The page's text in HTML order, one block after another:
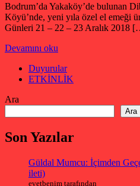
Bodrum’da Yakaköy’de bulunan
Köyü’nde, yeni yıla özel el emeği
Günleri 21 – 22 – 23 Aralık 2018
Devamını oku
Duyurular
ETKİNLİK
Ara
Ara
Son Yazılar
Güldal Mumcu: İçimden
ileti)
evetbenim tarafından